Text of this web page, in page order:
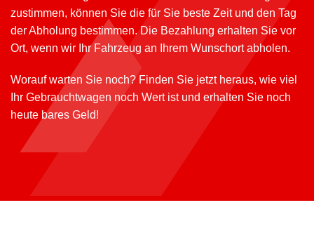
zustimmen, können Sie die für Sie beste Zeit und den Tag
der Abholung bestimmen. Die Bezahlung erhalten Sie vor
Ort, wenn wir Ihr Fahrzeug an Ihrem Wunschort abholen.
Worauf warten Sie noch? Finden Sie jetzt heraus, wie viel
Ihr Gebrauchtwagen noch Wert ist und erhalten Sie noch
heute bares Geld!